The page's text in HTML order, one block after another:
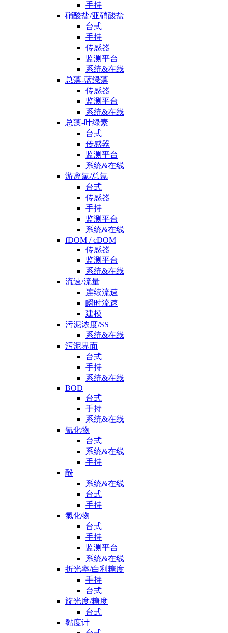
手持
硝酸盐/亚硝酸盐
台式
手持
传感器
监测平台
系统&在线
总藻-蓝绿藻
传感器
监测平台
系统&在线
总藻-叶绿素
台式
传感器
监测平台
系统&在线
游离氯/总氯
台式
传感器
手持
监测平台
系统&在线
fDOM / cDOM
传感器
监测平台
系统&在线
流速/流量
连续流速
瞬时流速
建模
污泥浓度/SS
系统&在线
污泥界面
台式
手持
系统&在线
BOD
台式
手持
系统&在线
氰化物
台式
系统&在线
手持
酚
系统&在线
台式
手持
氯化物
台式
手持
监测平台
系统&在线
折光率/白利糖度
手持
台式
旋光度/糖度
台式
黏度计